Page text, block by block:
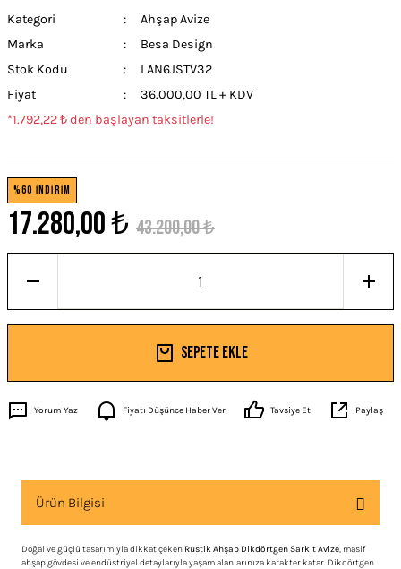
Kategori
Ahşap Avize
Marka
Besa Design
Stok Kodu
LAN6JSTV32
Fiyat
36.000,00 TL + KDV
*1.792,22 ₺ den başlayan taksitlerle!
%60 İNDİRİM
17.280,00 ₺ 43.200,00 ₺
Sepete Ekle
Yorum Yaz Fiyatı Düşünce Haber Ver Tavsiye Et Paylaş
Ürün Bilgisi
Doğal ve güçlü tasarımıyla dikkat çeken Rustik Ahşap Dikdörtgen Sarkıt Avize, masif
ahşap gövdesi ve endüstriyel detaylarıyla yaşam alanlarınıza karakter katar. Dikdörtgen